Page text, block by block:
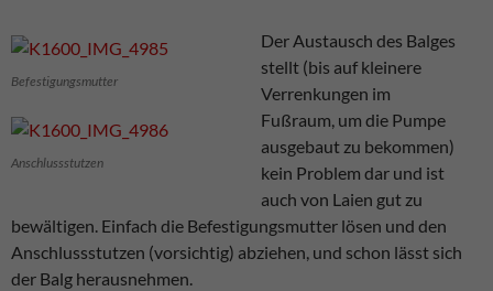
Befestigungsmutter
Anschlussstutzen
Der Austausch des Balges
stellt (bis auf kleinere
Verrenkungen im
Fußraum, um die Pumpe
ausgebaut zu bekommen)
kein Problem dar und ist
auch von Laien gut zu
bewältigen. Einfach die Befestigungsmutter lösen und den
Anschlussstutzen (vorsichtig) abziehen, und schon lässt sich
der Balg herausnehmen.